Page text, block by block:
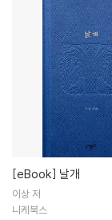
[eBook] 날개
이상 저
니케북스